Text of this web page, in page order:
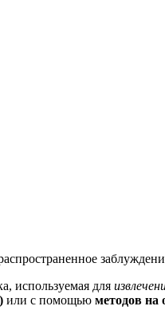
используемая для
или с помощьюметодов на